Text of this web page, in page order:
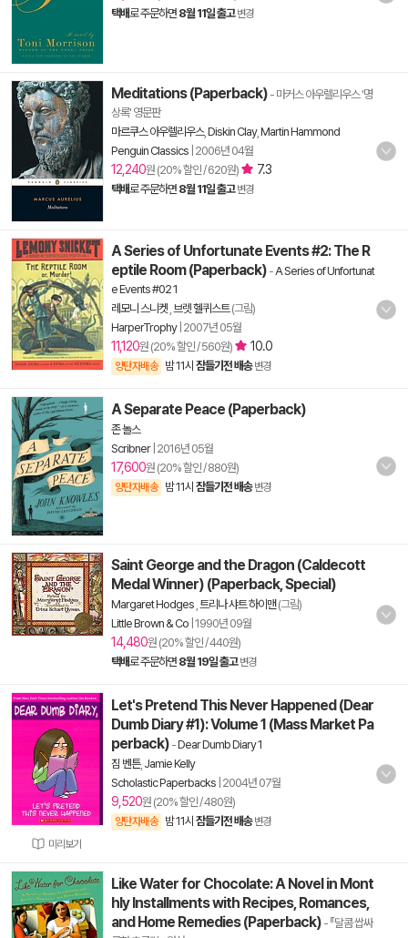
택배로 주문하면 8월 11일 출고 변경
Meditations (Paperback) - 마커스 아우렐리우스 '명
상록' 영문판
마르쿠스 아우렐리우스, Diskin Clay, Martin Hammond
Penguin Classics 2006년 04월
12,240원 (20% 할인 / 620원) 7.3
택배로 주문하면 8월 11일 출고 변경
A Series of Unfortunate Events #2: The R
eptile Room (Paperback) -A Series of Unfortunat
e Events #02 1
레모니 스니켓 브렛 헬퀴스트(그림)
HarperTrophy| 2007년 05월
11,120원 (20% 할인 / 560원) 10.0
양탄자배송 밤 11시 잠들기전 배송 변경
A Separate Peace (Paperback)
존 놀스
Scribner| 2016년 05월
17,600원 (20% 할인 / 880원)
양탄자배송 밤 11시 잠들기전 배송 변경
Saint George and the Dragon (Caldecott
Medal Winner) (Paperback, Special)
Margaret Hodges 트리나 샤트 하이맨(그림)
Little Brown & Co 1990년 09월
14,480원 (20% 할인 / 440원)
택배로 주문하면 8월 19일 출고 변경
미리보기
Let's Pretend This Never Happened (Dear
Dumb Diary #1): Volume 1 (Mass Market Pa
perback) -Dear Dumb Diary 1
짐 벤튼, Jamie Kelly
Scholastic Paperbacks 2004년 07월
9,520원 (20% 할인 / 480원)
양탄자배송 밤 11시 잠들기전 배송 변경
Like Water for Chocolate: A Novel in Mont
hly Installments with Recipes, Romances,
and Home Remedies (Paperback) - 『달콤 쌉싸